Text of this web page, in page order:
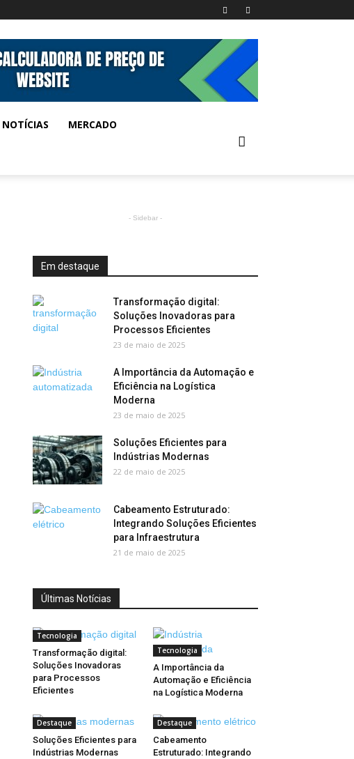
NOTÍCIAS MERCADO
- Sidebar -
Em destaque
Transformação digital:
Soluções Inovadoras para
Processos Eficientes
23 de maio de 2025
A Importância da Automação e
Eficiência na Logística
Moderna
23 de maio de 2025
Soluções Eficientes para
Indústrias Modernas
22 de maio de 2025
Cabeamento Estruturado:
Integrando Soluções Eficientes
para Infraestrutura
21 de maio de 2025
Últimas Notícias
Tecnologia
Transformação digital:
Soluções Inovadoras
para Processos
Eficientes
Tecnologia
A Importância da
Automação e Eficiência
na Logística Moderna
Destaque
Soluções Eficientes para
Indústrias Modernas
Destaque
Cabeamento
Estruturado: Integrando